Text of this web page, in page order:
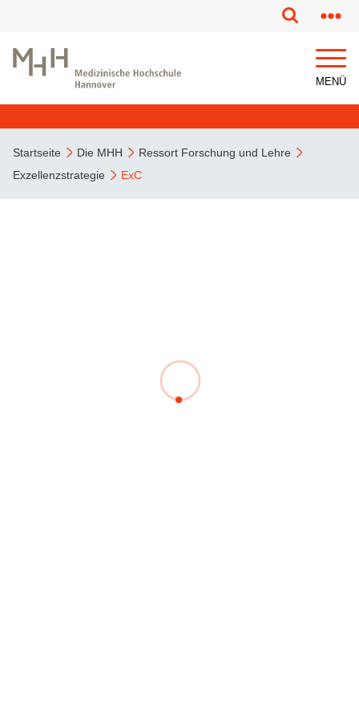
MENÜ
Startseite Die MHH
Ressort Forschung und Lehre
Exzellenzstrategie
ExC